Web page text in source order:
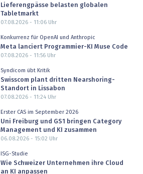
Lieferengpässe belasten globalen
Tabletmarkt
07.08.2026 - 11:06Uhr
Konkurrenz für OpenAI und Anthropic
Meta lanciert Programmier-KI Muse Code
07.08.2026 - 11:56Uhr
Syndicom übt Kritik
Swisscom plant dritten Nearshoring-
Standort in Lissabon
07.08.2026 - 11:24Uhr
Erster CAS im September 2026
Uni Freiburg und GS1 bringen Category
Management und KI zusammen
06.08.2026 - 15:02 Uhr
ISG-Studie
Wie Schweizer Unternehmen ihre Cloud
an KI anpassen